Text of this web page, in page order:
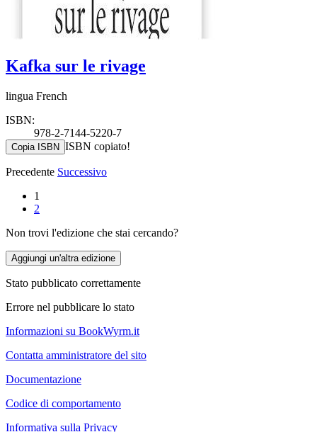
Kafka sur le rivage
lingua French
ISBN:
978-2-7144-5220-7
Copia ISBN ISBN copiato!
Precedente Successivo
1
2
Non trovi l'edizione che stai cercando?
Aggiungi un'altra edizione
Stato pubblicato correttamente
Errore nel pubblicare lo stato
Informazioni su BookWyrm.it
Contatta amministratore del sito
Documentazione
Codice di comportamento
Informativa sulla Privacy